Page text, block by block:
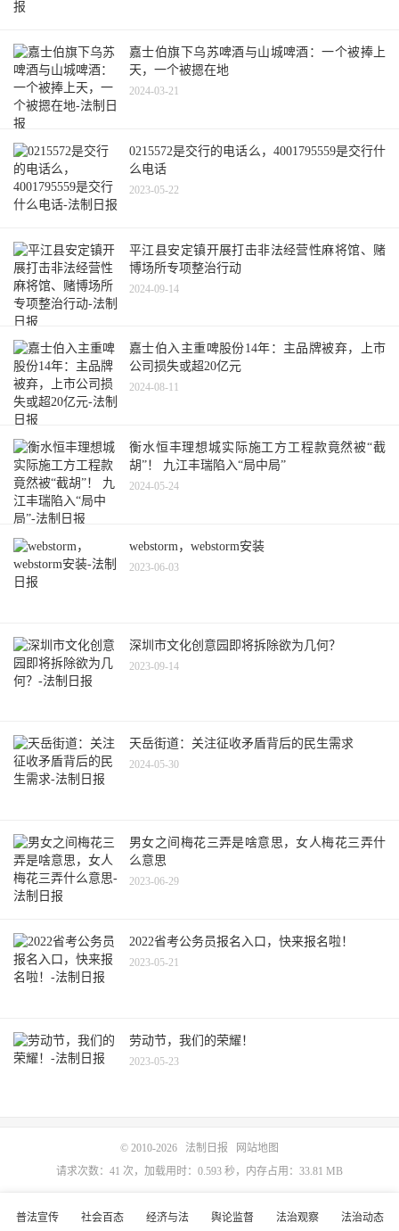
嘉士伯旗下乌苏啤酒与山城啤酒：一个被捧上
天，一个被摁在地
2024-03-21
0215572是交行的电话么，4001795559是交行什
么电话
2023-05-22
平江县安定镇开展打击非法经营性麻将馆、赌
博场所专项整治行动
2024-09-14
嘉士伯入主重啤股份14年：主品牌被弃，上市
公司损失或超20亿元
2024-08-11
衡水恒丰理想城实际施工方工程款竟然被“截
胡”！ 九江丰瑞陷入“局中局”
2024-05-24
webstorm，webstorm安装
2023-06-03
深圳市文化创意园即将拆除欲为几何？
2023-09-14
天岳街道：关注征收矛盾背后的民生需求
2024-05-30
男女之间梅花三弄是啥意思，女人梅花三弄什
么意思
2023-06-29
2022省考公务员报名入口，快来报名啦！
2023-05-21
劳动节，我们的荣耀！
2023-05-23
普法宣传 社会百态 经济与法 舆论监督 法治观察 法治动态
© 2010-2026 法制日报
网站地图
请求次数：41 次，加载用时：0.593 秒，内存占用：33.81 MB